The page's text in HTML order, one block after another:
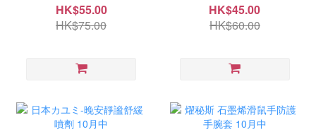
HK$55.00
HK$75.00
HK$45.00
HK$60.00